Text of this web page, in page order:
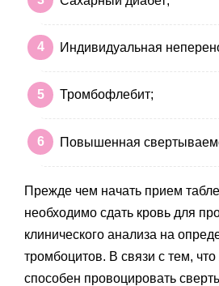
Индивидуальная
Тромбофлебит;
Повышенная
Прежде чем начать прием
необходимо сдать кровь для
клинического анализа на
тромбоцитов. В связи с тем, что
способен провоцировать